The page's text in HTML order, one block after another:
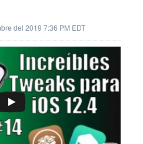
del 2019 7:36 PM EDT